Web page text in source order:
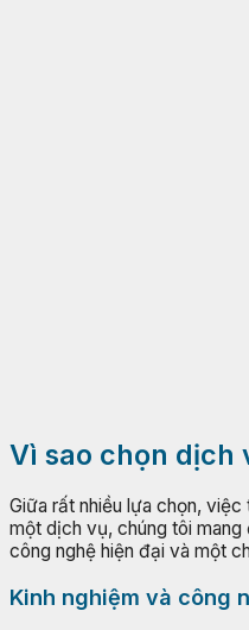
Vì sao chọn dịch
Giữa rất nhiều lựa chọn,
một dịch vụ, chúng tôi
công nghệ hiện đại và một
Kinh nghiệm và công